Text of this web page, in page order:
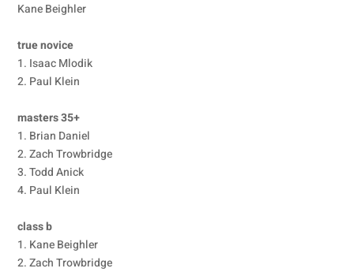
Kane Beighler
true novice
1. Isaac Mlodik
2. Paul Klein
masters 35+
1. Brian Daniel
2. Zach Trowbridge
3. Todd Anick
4. Paul Klein
class b
1. Kane Beighler
2. Zach Trowbridge